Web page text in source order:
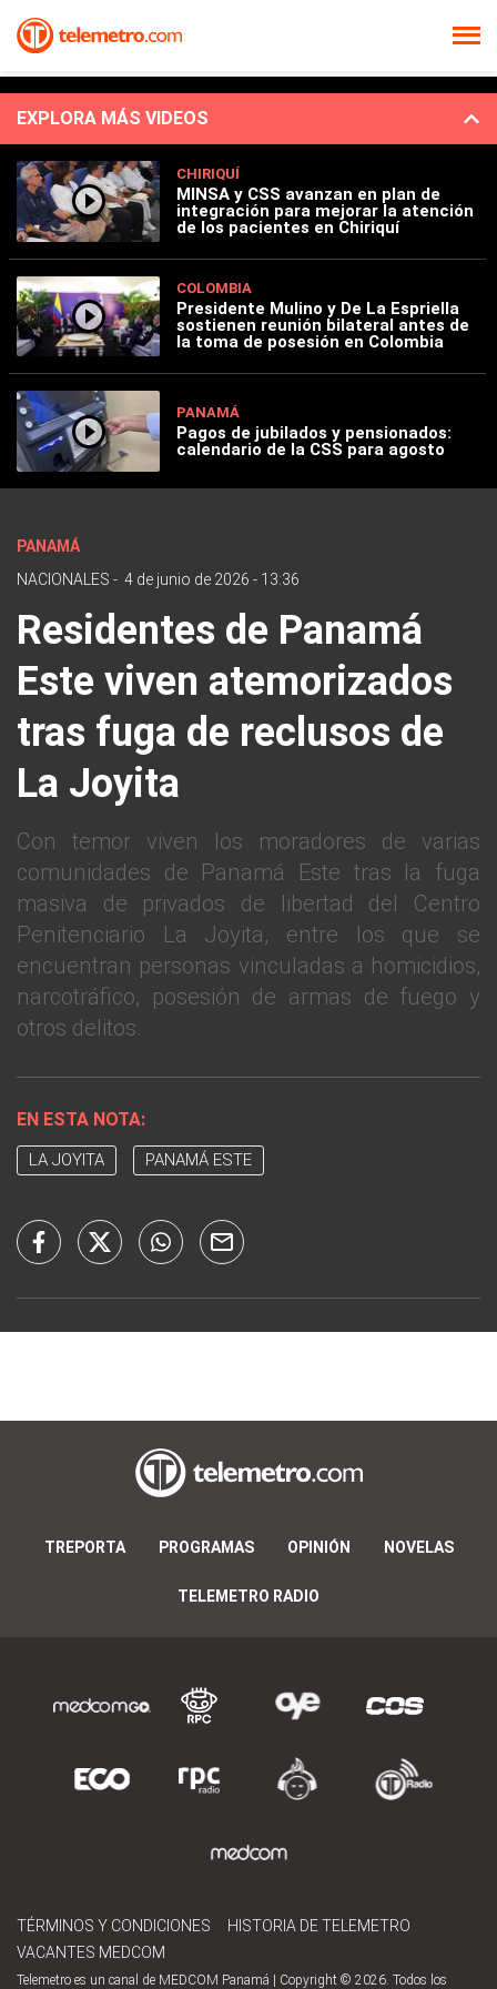
EXPLORA MÁS VIDEOS
CHIRIQUÍ
MINSA y CSS avanzan en plan de
integración para mejorar la atención
de los pacientes en Chiriquí
COLOMBIA
Presidente Mulino y De La Espriella
sostienen reunión bilateral antes de
la toma de posesión en Colombia
PANAMÁ
Pagos de jubilados y pensionados:
calendario de la CSS para agosto
PANAMÁ
NACIONALES - 4 de junio de 2026 - 13:36
Residentes de Panamá
Este viven atemorizados
tras fuga de reclusos de
La Joyita
Con temor viven los moradores de varias
comunidades de Panamá Este tras la fuga
masiva de privados de libertad del Centro
Penitenciario La Joyita, entre los que se
encuentran personas vinculadas a homicidios,
narcotráfico, posesión de armas de fuego y
otros delitos.
EN ESTA NOTA:
LA JOYITA PANAMÁ ESTE
TREPORTA PROGRAMAS OPINIÓN NOVELAS
TELEMETRO RADIO
TÉRMINOS Y CONDICIONES
HISTORIA DE TELEMETRO
VACANTES MEDCOM
Telemetro es un canal de MEDCOM Panamá | Copyright © 2026. Todos los